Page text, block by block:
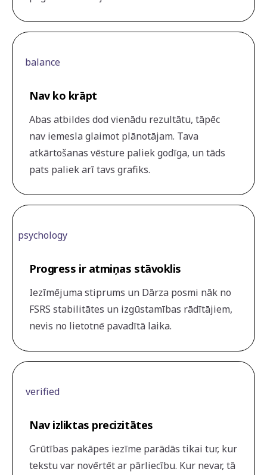
balance
Nav ko krāpt
Abas atbildes dod vienādu rezultātu, tāpēc
nav iemesla glaimot plānotājam. Tava
atkārtošanas vēsture paliek godīga, un tāds
pats paliek arī tavs grafiks.
psychology
Progress ir atmiņas stāvoklis
Iezīmējuma stiprums un Dārza posmi nāk no
FSRS stabilitātes un izgūstamības rādītājiem,
nevis no lietotnē pavadītā laika.
verified
Nav izliktas precizitātes
Grūtības pakāpes iezīme parādās tikai tur, kur
tekstu var novērtēt ar pārliecību. Kur nevar, tā